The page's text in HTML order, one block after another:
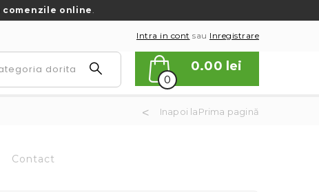
comenzile online.
Intra in cont sau Inregistrare
0
0.00 lei
Inapoi laPrima pagină
Contact